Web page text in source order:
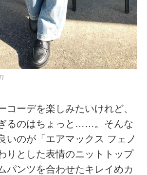
コーデを楽しみたいけれど、
るのはちょっと……。そんな
いのが「エアマックス フェノ
りとした表情のニットトップ
パンツを合わせたキレイめカ